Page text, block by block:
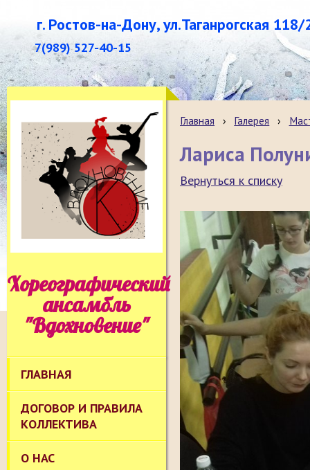
г. Ростов-на-Дону, ул.Таганрогская 118/
7(989) 527-40-15
Хореографический
ансамбль
"Вдохновение"
ГЛАВНАЯ
ДОГОВОР И ПРАВИЛА
КОЛЛЕКТИВА
О НАС
Главная › Галерея ›
Лариса
Вернуться к списку